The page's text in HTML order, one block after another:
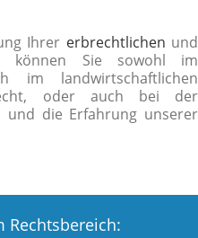
Ihrer erbrechtlichen und
können Sie sowohl im
im landwirtschaftlichen
oder auch bei der
und die Erfahrung unserer
Rechtsbereich: